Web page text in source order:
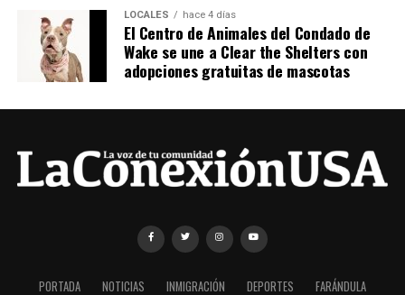
LOCALES hace 4 días
El Centro de Animales del Condado de
Wake se une a Clear the Shelters con
adopciones gratuitas de mascotas
PORTADA NOTICIAS INMIGRACIÓN DEPORTES FARÁNDULA